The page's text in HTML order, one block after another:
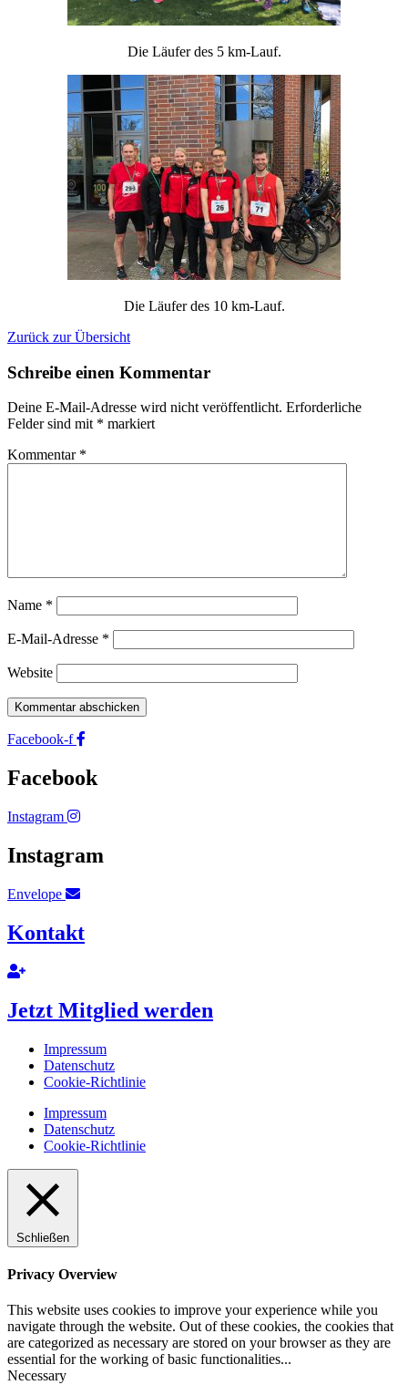
Die Läufer des 5 km-Lauf.
Die Läufer des 10 km-Lauf.
Zurück zur Übersicht
Schreibe einen Kommentar
Deine E-Mail-Adresse wird nicht veröffentlicht. Erforderliche
Felder sind mit * markiert
Kommentar *
Name *
E-Mail-Adresse *
Website
Facebook-f
Facebook
Instagram
Instagram
Envelope
Kontakt
Jetzt Mitglied werden
Impressum
Datenschutz
Cookie-Richtlinie
Impressum
Datenschutz
Cookie-Richtlinie
Schließen
Privacy Overview
This website uses cookies to improve your experience while you
navigate through the website. Out of these cookies, the cookies that
are categorized as necessary are stored on your browser as they are
essential for the working of basic functionalities...
Necessary